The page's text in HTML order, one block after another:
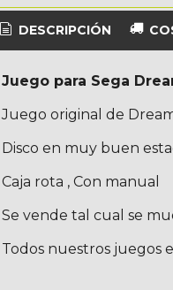
DESCRIPCIÓN
Juego para Sega
Juego original de
Disco en muy buen
Caja rota , Con manual
Se vende tal cual se
Todos nuestros juegos